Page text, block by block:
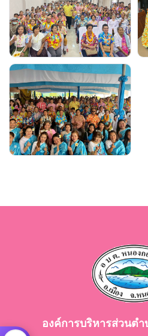
องค์การบริหารส่วนตำ